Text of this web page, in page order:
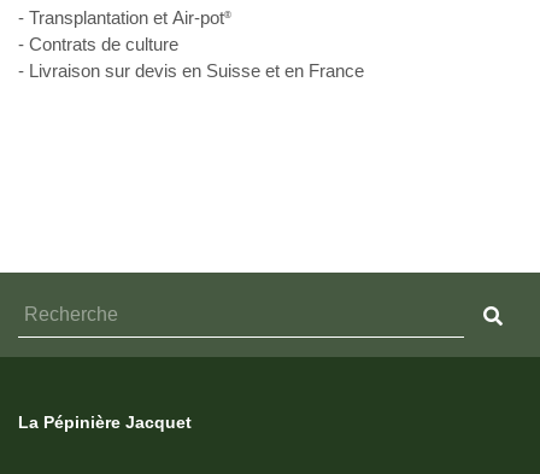
- Transplantation et Air-pot®
- Contrats de culture
- Livraison sur devis en Suisse et en France
La Pépinière Jacquet